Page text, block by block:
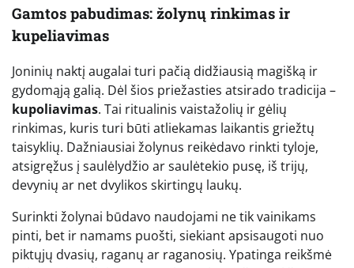
Gamtos pabudimas: žolynų rinkimas ir
kupeliavimas
Joninių naktį augalai turi pačią didžiausią magišką ir
gydomąją galią. Dėl šios priežasties atsirado tradicija –
kupoliavimas. Tai ritualinis vaistažolių ir gėlių
rinkimas, kuris turi būti atliekamas laikantis griežtų
taisyklių. Dažniausiai žolynus reikėdavo rinkti tyloje,
atsigręžus į saulėlydžio ar saulėtekio pusę, iš trijų,
devynių ar net dvylikos skirtingų laukų.
Surinkti žolynai būdavo naudojami ne tik vainikams
pinti, bet ir namams puošti, siekiant apsisaugoti nuo
piktųjų dvasių, raganų ar raganosių. Ypatinga reikšmė